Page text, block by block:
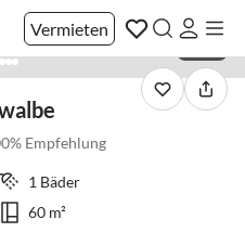
Vermieten
Empfehlung
1 Bäder
60 m²